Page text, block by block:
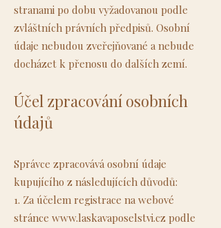
stranami po dobu vyžadovanou podle
zvláštních právních předpisů. Osobní
údaje nebudou zveřejňované a nebude
docházet k přenosu do dalších zemí.
Účel zpracování osobních
údajů
Správce zpracovává osobní údaje
kupujícího z následujících důvodů:
1. Za účelem registrace na webové
stránce www.laskavaposelstvi.cz podle